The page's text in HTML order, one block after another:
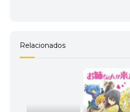
Relacionados